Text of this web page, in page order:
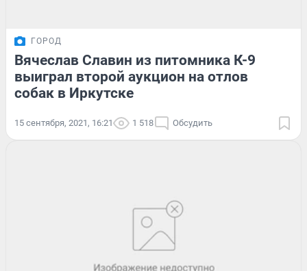
ГОРОД
Вячеслав Славин из питомника К-9
выиграл второй аукцион на отлов
собак в Иркутске
15 сентября, 2021, 16:21 1 518 Обсудить